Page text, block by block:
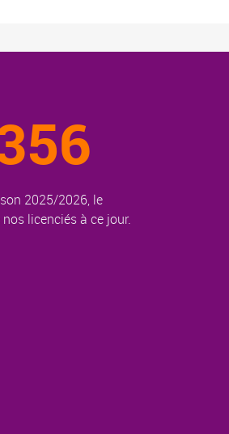
2025/2026, le
licenciés à ce jour.